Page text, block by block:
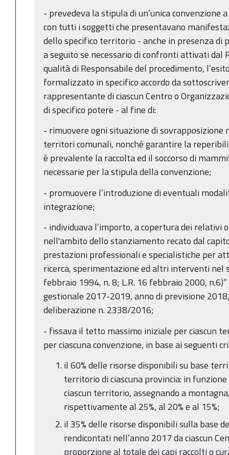
- prevedeva la stipula di un’unica
con tutti i soggetti che presentavano
dello specifico territorio - anche in presenza
a seguito se necessario di confronti attivati dal
qualità di Responsabile del procedimento,
formalizzato in specifico accordo da
rappresentante di ciascun Centro o
di specifico potere - al fine di:
- rimuovere ogni situazione di
territori comunali, nonché garantire la
è prevalente la raccolta ed il soccorso di
necessarie per la stipula della convenzione;
- promuovere l’introduzione di eventuali
integrazione;
- individuava l’importo, a copertura dei relativi
nell'ambito dello stanziamento recato dal
prestazioni professionali e specialistiche per
ricerca, sperimentazione ed altri interventi nel
febbraio 1994, n. 8; L.R. 16 febbraio 2000,
gestionale 2017-2019, anno di previsione
deliberazione n. 2338/2016;
- fissava il tetto massimo iniziale per ciascun
per ciascuna convenzione, in base ai seguenti
il 60% delle risorse disponibili su base
territorio di ciascuna provincia: in
ciascun territorio, assegnando a
rispettivamente al 25%, al 20% e al 15%;
il 35% delle risorse disponibili sulla base
rendicontati nell’anno 2017 da ciascun
proporzione al totale dei capi raccolti o